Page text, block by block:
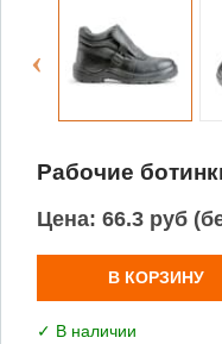
Рабочие
Цена: 66.3 руб
В КОРЗИНУ
✓ В наличии